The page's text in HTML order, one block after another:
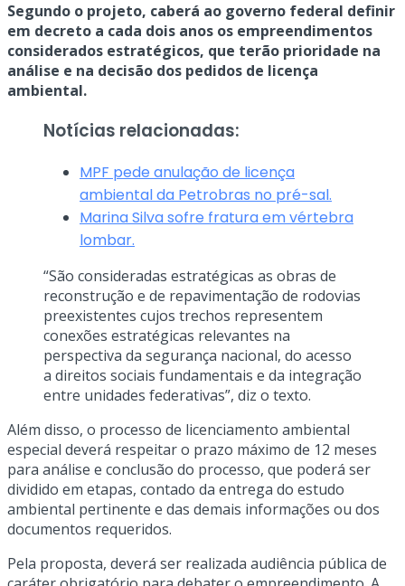
Segundo o projeto, caberá ao governo federal definir
em decreto a cada dois anos os empreendimentos
considerados estratégicos, que terão prioridade na
análise e na decisão dos pedidos de licença
ambiental.
Notícias relacionadas:
MPF pede anulação de licença
ambiental da Petrobras no pré-sal.
Marina Silva sofre fratura em vértebra
lombar.
“São consideradas estratégicas as obras de
reconstrução e de repavimentação de rodovias
preexistentes cujos trechos representem
conexões estratégicas relevantes na
perspectiva da segurança nacional, do acesso
a direitos sociais fundamentais e da integração
entre unidades federativas”, diz o texto.
Além disso, o processo de licenciamento ambiental
especial deverá respeitar o prazo máximo de 12 meses
para análise e conclusão do processo, que poderá ser
dividido em etapas, contado da entrega do estudo
ambiental pertinente e das demais informações ou dos
documentos requeridos.
Pela proposta, deverá ser realizada audiência pública de